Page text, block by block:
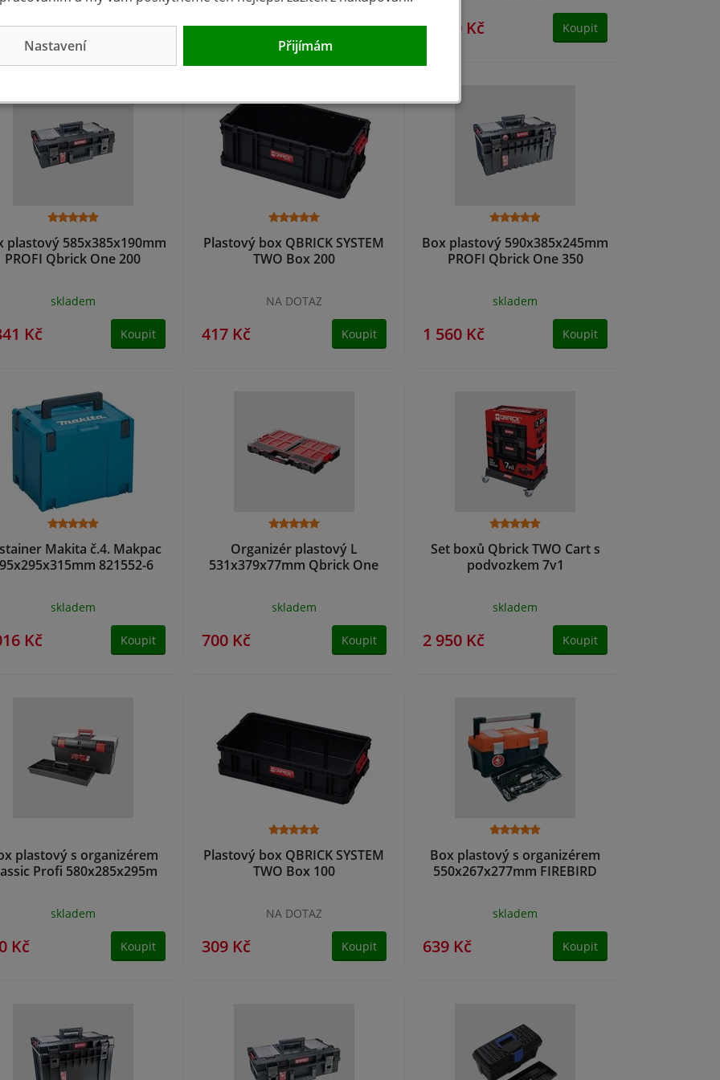
Kč Koupit 310 Kč Koupit 4 770 Kč Koupit
plastový 585x385x190mm
PROFI Qbrick One 200
skladem
Kč Koupit
Plastový box QBRICK SYSTEM
TWO Box 200
NA DOTAZ
417 Kč Koupit
Box plastový 590x385x245mm
PROFI Qbrick One 350
skladem
1 560 Kč Koupit
Makita č.4. Makpac
821552-6
skladem
Kč Koupit
Organizér plastový L
531x379x77mm Qbrick One
skladem
700 Kč Koupit
Set boxů Qbrick TWO Cart s
podvozkem 7v1
skladem
2 950 Kč Koupit
plastový s organizérem
Profi 580x285x295m
skladem
Kč Koupit
Plastový box QBRICK SYSTEM
TWO Box 100
NA DOTAZ
309 Kč Koupit
Box plastový s organizérem
550x267x277mm FIREBIRD
skladem
639 Kč Koupit
Nastavení Přijímám